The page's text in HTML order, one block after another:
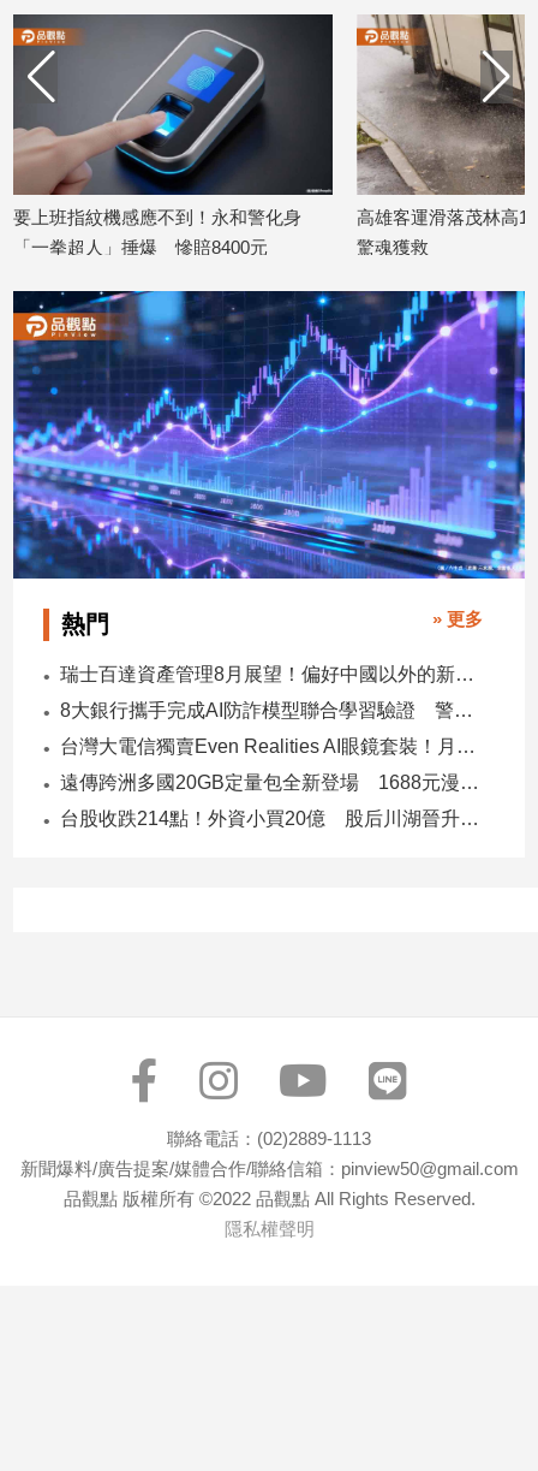
樂
星
聞
行/
時
尚
追
星
生
活
建
築/
室
內
設
計
遊/
美
命
消
／
要上班指紋機感應不到！永和警化身
「一拳超人」捶爆 慘賠8400元
高雄客運滑落茂林高
驚魂獲救
熱門 » 更多
瑞士百達資產管理8月展望！偏好中國以外的新興市場 看好這些產業
8大銀行攜手完成AI防詐模型聯合學習驗證 警示帳戶準確度提升2倍
台灣大電信獨賣Even Realities AI眼鏡套裝！月付1399元 專案價3990
遠傳跨洲多國20GB定量包全新登場 1688元漫遊逾百國家！
台股收跌214點！外資小買20億 股后川湖晉升萬金股
聯絡電話：(02)2889-1113
新聞爆料/廣告提案/媒體合作/聯絡信箱：pinview50@gmail.com
品觀點 版權所有 ©2022 品觀點 All Rights Reserved.
隱私權聲明